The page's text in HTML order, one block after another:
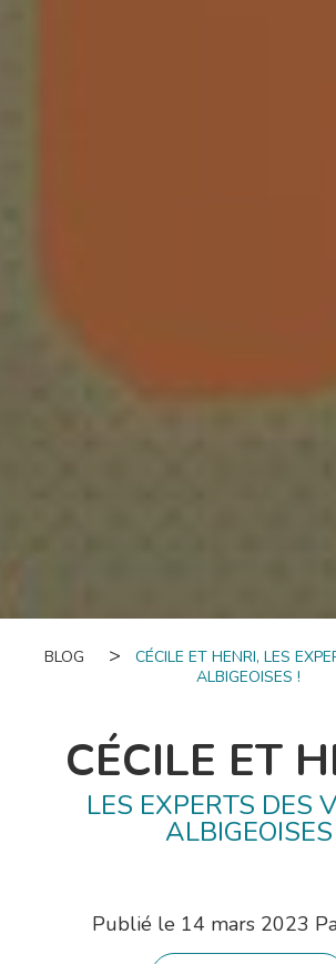
BLOG
CÉCILE ET HENRI, LES
ALBIGEOISES !
CÉCILE ET
LES EXPERTS DES
ALBIGEOISES
Publié le 14 mars 2023